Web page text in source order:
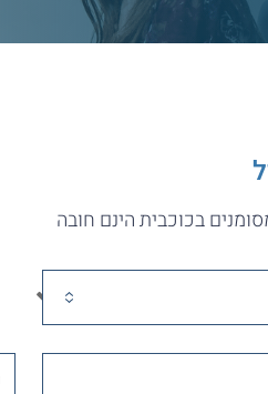
בכוכבית הינם חובה